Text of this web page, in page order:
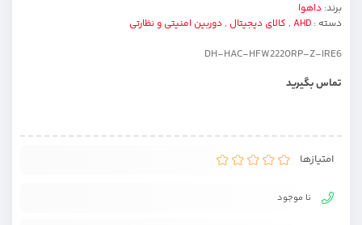
برند: داهوا
دسته : AHD
, کالای دیجیتال ,دوربین امنیتی و نظارتی
DH-HAC-HFW2220RP-Z-IRE6
تماس بگیرید
امتیازها
نا موجود